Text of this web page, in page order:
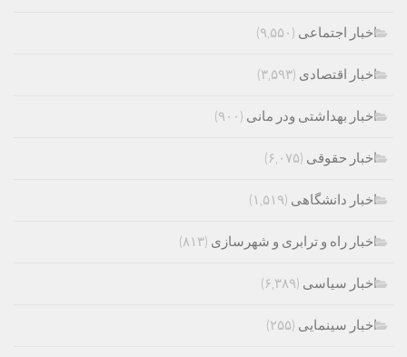
اخبار اجتماعی (۹,۵۵۰)
اخبار اقتصادی (۳,۵۹۳)
اخبار بهداشتی ودر مانی (۹۰۰)
اخبار حقوقی (۶,۰۷۵)
اخبار دانشگاهی (۱,۵۱۹)
اخبار راه و ترابری و شهرسازی (۸۱۳)
اخبار سیاسی (۶,۳۸۹)
اخبار سینمایی (۲۵۵)